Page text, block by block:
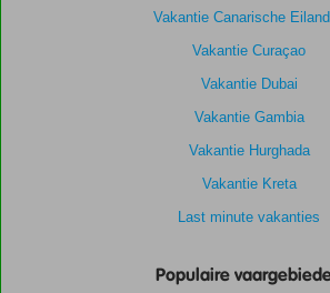
Vakantie Canarische
Vakantie Curaçao
Vakantie Dubai
Vakantie Gambia
Vakantie Hurghada
Vakantie Kreta
Last minute vakanties
Populaire